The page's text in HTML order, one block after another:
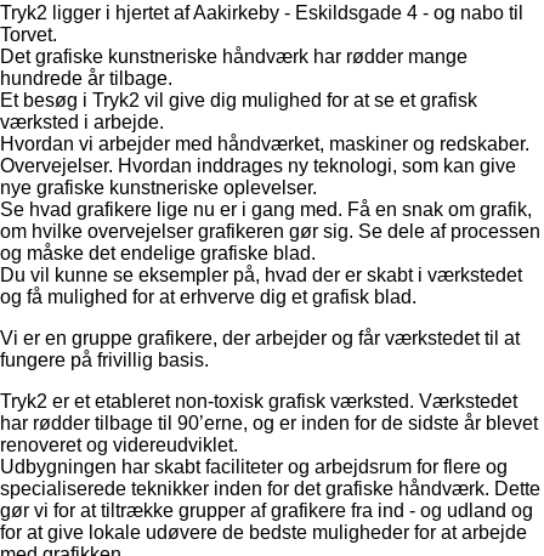
Tryk2 ligger i hjertet af Aakirkeby - Eskildsgade 4 - og nabo til
Torvet.
Det grafiske kunstneriske håndværk har rødder mange
hundrede år tilbage.
Et besøg i Tryk2 vil give dig mulighed for at se et grafisk
værksted i arbejde.
Hvordan vi arbejder med håndværket, maskiner og redskaber.
Overvejelser. Hvordan inddrages ny teknologi, som kan give
nye grafiske kunstneriske oplevelser.
Se hvad grafikere lige nu er i gang med. Få en snak om grafik,
om hvilke overvejelser grafikeren gør sig. Se dele af processen
og måske det endelige grafiske blad.
Du vil kunne se eksempler på, hvad der er skabt i værkstedet
og få mulighed for at erhverve dig et grafisk blad.
Vi er en gruppe grafikere, der arbejder og får værkstedet til at
fungere på frivillig basis.
Tryk2 er et etableret non-toxisk grafisk værksted. Værkstedet
har rødder tilbage til 90’erne, og er inden for de sidste år blevet
renoveret og videreudviklet.
Udbygningen har skabt faciliteter og arbejdsrum for flere og
specialiserede teknikker inden for det grafiske håndværk. Dette
gør vi for at tiltrække grupper af grafikere fra ind - og udland og
for at give lokale udøvere de bedste muligheder for at arbejde